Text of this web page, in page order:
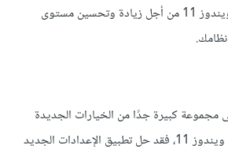
الإعدادات المتوفرة في ويندوز 11 من أجل زيادة وتحسين مستوى
مجموعة كبيرة جدًا من الخيارات الجديدة
للبحث في نظام التشغيل ويندوز 11، فقد حل تطبيق الإعدادات الجديد